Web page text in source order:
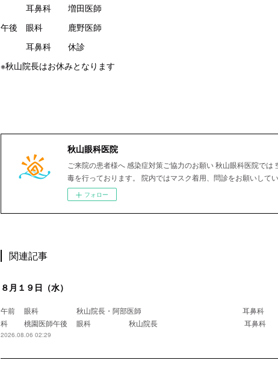
耳鼻科 増田医師
午後 眼科 鹿野医師
耳鼻科 休診
※秋山院長はお休みとなります
秋山眼科医院
ご来院の患者様へ 感染症対策ご協力のお願い 秋山眼科医院では
毒を行っております。 院内ではマスク着用、問診をお願いしてい
フォロー
関連記事
８月１９日（水）
午前 眼科 秋山院長・阿部医師 耳鼻
科 桃園医師午後 眼科 秋山院長 耳鼻
2026.08.06 02:29